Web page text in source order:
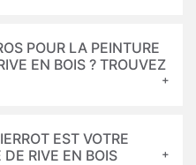
POUR LA PEINTURE
EN BOIS ? TROUVEZ
EST VOTRE
RIVE EN BOIS